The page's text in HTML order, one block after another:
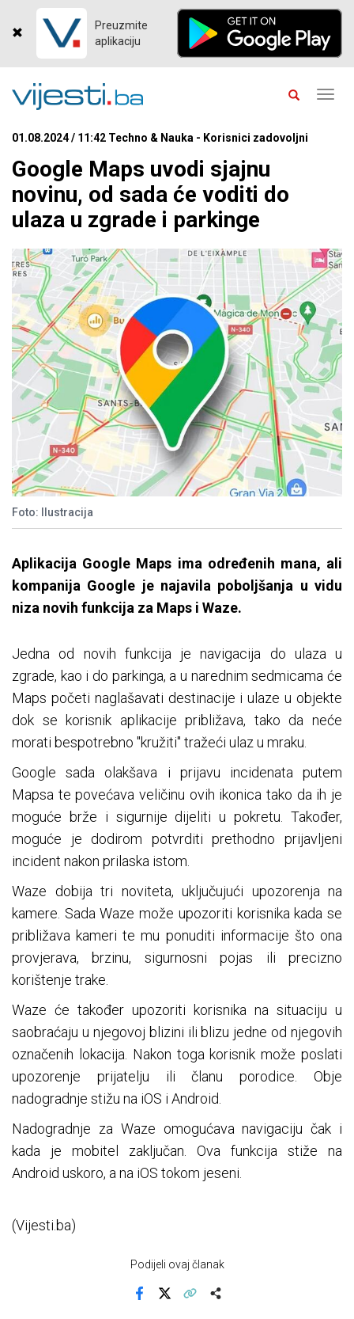
Preuzmite
aplikaciju
01.08.2024 / 11:42 Techno & Nauka - Korisnici zadovoljni
Google Maps uvodi sjajnu
novinu, od sada će voditi do
ulaza u zgrade i parkinge
Foto: Ilustracija
Aplikacija Google Maps ima određenih mana, ali
kompanija Google je najavila poboljšanja u vidu
niza novih funkcija za Maps i Waze.
Jedna od novih funkcija je navigacija do ulaza u
zgrade, kao i do parkinga, a u narednim sedmicama će
Maps početi naglašavati destinacije i ulaze u objekte
dok se korisnik aplikacije približava, tako da neće
morati bespotrebno "kružiti" tražeći ulaz u mraku.
Google sada olakšava i prijavu incidenata putem
Mapsa te povećava veličinu ovih ikonica tako da ih je
moguće brže i sigurnije dijeliti u pokretu. Također,
moguće je dodirom potvrditi prethodno prijavljeni
incident nakon prilaska istom.
Waze dobija tri noviteta, uključujući upozorenja na
kamere. Sada Waze može upozoriti korisnika kada se
približava kameri te mu ponuditi informacije što ona
provjerava, brzinu, sigurnosni pojas ili precizno
korištenje trake.
Waze će također upozoriti korisnika na situaciju u
saobraćaju u njegovoj blizini ili blizu jedne od njegovih
označenih lokacija. Nakon toga korisnik može poslati
upozorenje prijatelju ili članu porodice. Obje
nadogradnje stižu na iOS i Android.
Nadogradnje za Waze omogućava navigaciju čak i
kada je mobitel zaključan. Ova funkcija stiže na
Android uskoro, a na iOS tokom jeseni.
(Vijesti.ba)
Podijeli ovaj članak